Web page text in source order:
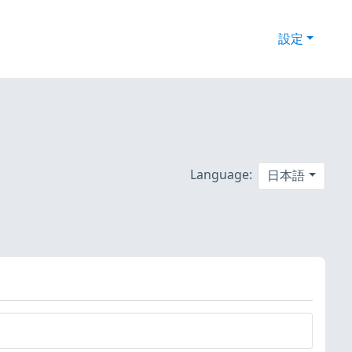
設定
Language: 日本語